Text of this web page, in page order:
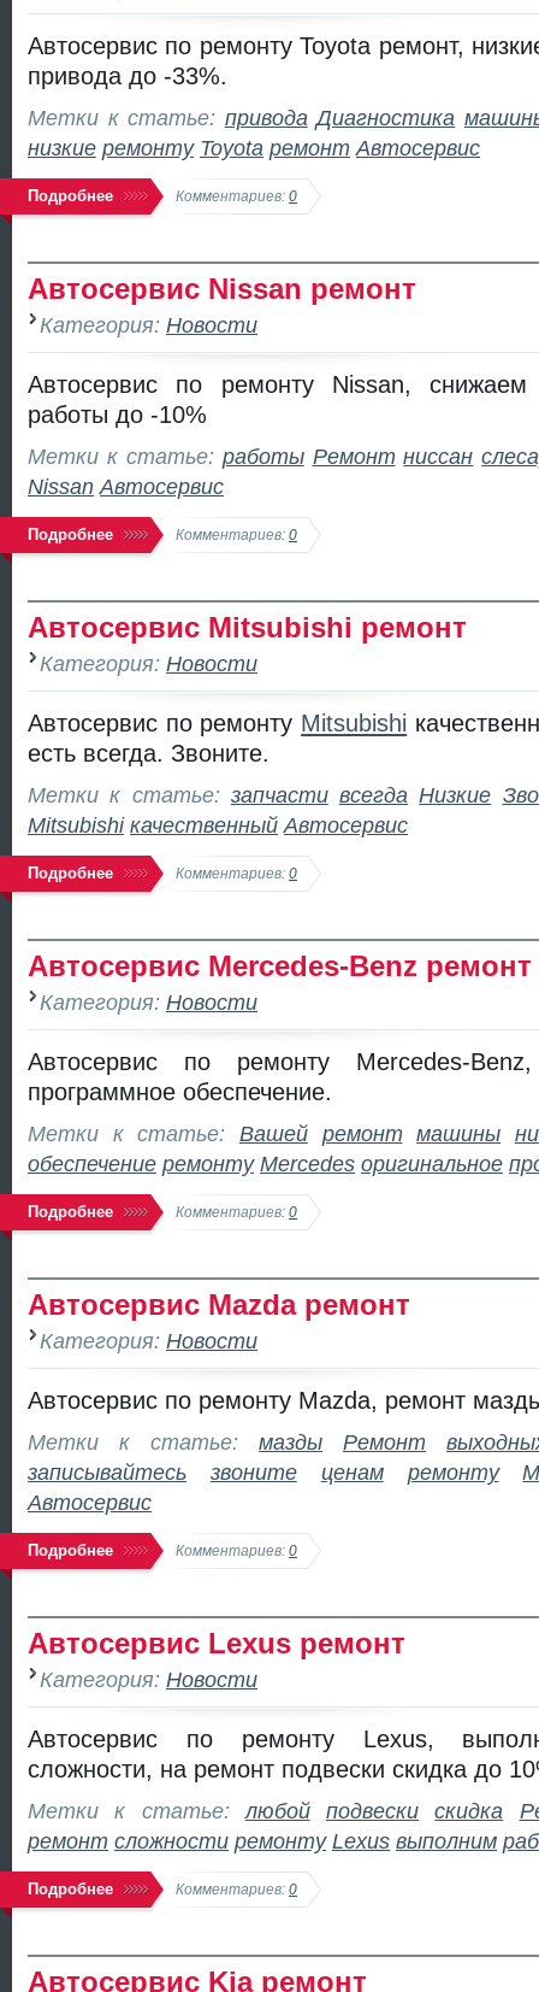
Автосервис по ремонту Toyota ремонт,
привода до -33%.
Метки к статье: привода Диагностика
низкие ремонту Toyota ремонт Автосервис
Подробнее Комментариев: 0
Автосервис Nissan ремонт
Категория: Новости
Автосервис по ремонту Nissan,
работы до -10%
Метки к статье: работы Ремонт ниссан
Nissan Автосервис
Подробнее Комментариев: 0
Автосервис Mitsubishi ремонт
Категория: Новости
Автосервис по ремонту Mitsubishi
есть всегда. Звоните.
Метки к статье: запчасти всегда Низкие
Mitsubishi качественный Автосервис
Подробнее Комментариев: 0
Автосервис Mercedes-Benz ремонт
Категория: Новости
Автосервис по ремонту Mercedes-
программное обеспечение.
Метки к статье: Вашей ремонт машины
обеспечение ремонту Mercedes оригинальное
Подробнее Комментариев: 0
Автосервис Mazda ремонт
Категория: Новости
Автосервис по ремонту Mazda, ремонт
Метки к статье: мазды Ремонт
записывайтесь
звоните ценам ремонту
Автосервис
Подробнее Комментариев: 0
Автосервис Lexus ремонт
Категория: Новости
Автосервис по ремонту Lexus,
сложности, на ремонт подвески скидка до
Метки к статье:любой подвески скидка
ремонт сложности ремонту Lexus выполним
Подробнее Комментариев: 0
Автосервис Kia ремонт